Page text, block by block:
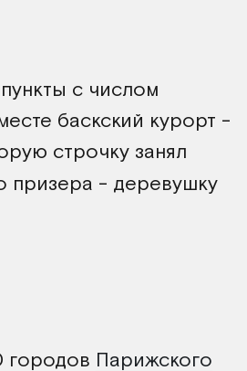
с числом
баскский курорт -
строчку занял
призера - деревушку
городов Парижского